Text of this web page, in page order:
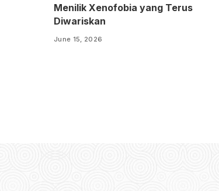
Menilik Xenofobia yang Terus
Diwariskan
June 15, 2026